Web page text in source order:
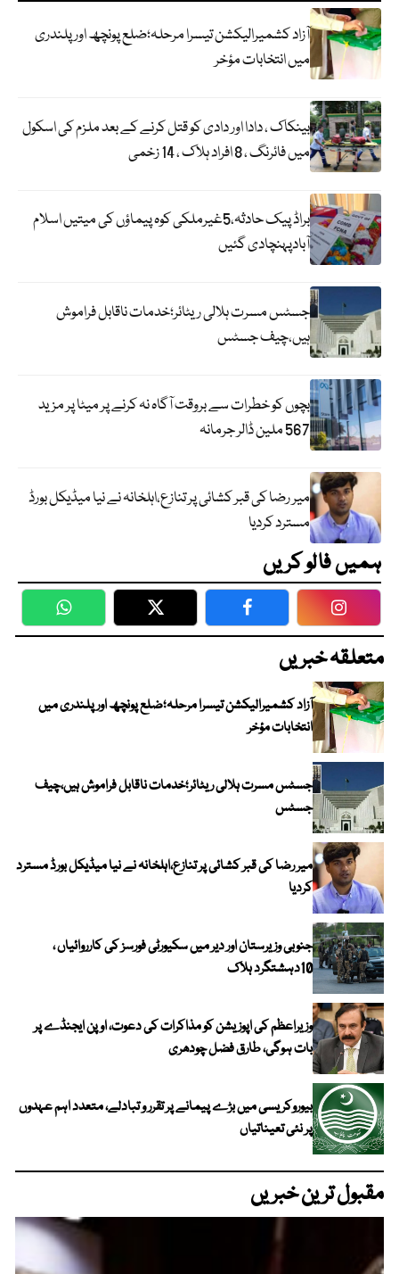
آزاد کشمیرالیکشن تیسرا مرحلہ؛ضلع پونچھ اور پلندری
میں انتخابات مؤخر
بینکاک ، دادا اور دادی کو قتل کرنے کے بعد ملزم کی اسکول
میں فائرنگ ، 8 افراد ہلاک ، 14 زخمی
براڈ پیک حادثہ،5غیرملکی کوہ پیماؤں کی میتیں اسلام
آبادپہنچادی گئیں
جسٹس مسرت ہلالی ریٹائر؛خدمات ناقابل فراموش
ہیں،چیف جسٹس
بچوں کو خطرات سے بروقت آگاہ نہ کرنے پر میٹا پر مزید
567 ملین ڈالر جرمانہ
میر رضا کی قبر کشائی پر تنازع،اہلخانہ نے نیا میڈیکل بورڈ
مسترد کردیا
ہمیں فالو کریں
WhatsApp Twitter Facebook
متعلقہ خبریں
آزاد کشمیرالیکشن تیسرا مرحلہ؛ضلع پونچھ اور پلندری میں
انتخابات مؤخر
جسٹس مسرت ہلالی ریٹائر؛خدمات ناقابل فراموش ہیں،چیف
جسٹس
میر رضا کی قبر کشائی پر تنازع،اہلخانہ نے نیا میڈیکل بورڈ مسترد
کردیا
جنوبی وزیرستان اور دیر میں سکیورٹی فورسز کی کارروائیاں ،
10دہشتگرد ہلاک
وزیراعظم کی اپوزیشن کو مذاکرات کی دعوت، اوپن ایجنڈے پر
بات ہوگی، طارق فضل چودھری
بیوروکریسی میں بڑے پیمانے پر تقرر و تبادلے، متعدد اہم عہدوں
پر نئی تعیناتیاں
مقبول ترین خبریں